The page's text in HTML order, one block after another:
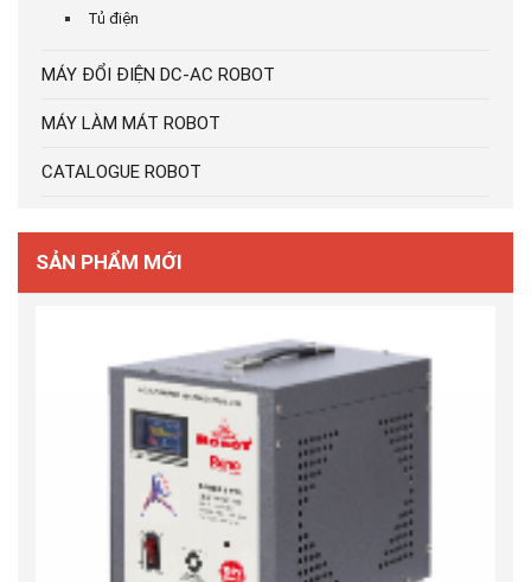
Tủ điện
MÁY ĐỔI ĐIỆN DC-AC ROBOT
MÁY LÀM MÁT ROBOT
CATALOGUE ROBOT
SẢN PHẨM MỚI